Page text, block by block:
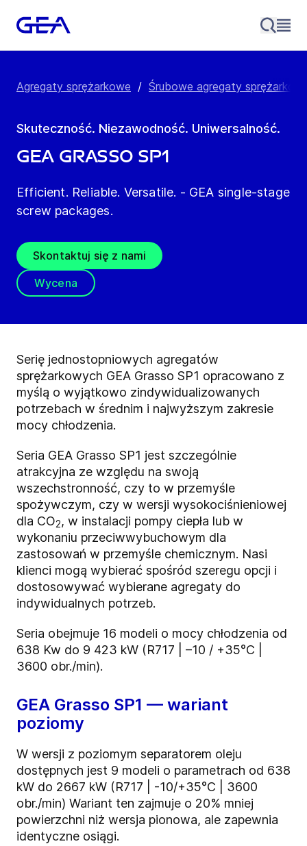
Agregaty sprężarkowe / Śrubowe agregaty
Skuteczność. Niezawodność. Uniwersalność.
GEA Grasso SP1
Efficient. Reliable. Versatile. - GEA single-stage
screw packages.
Skontaktuj się z nami
Wycena
Serię jednostopniowych agregatów
sprężarkowych GEA Grasso SP1 opracowano z
myślą o wyjątkowo zindywidualizowanych
potrzebach w średnim i najwyższym zakresie
mocy chłodzenia.
Seria GEA Grasso SP1 jest szczególnie
atrakcyjna ze względu na swoją
wszechstronność, czy to w przemyśle
spożywczym, czy w wersji wysokociśnieniowej
dla CO2, w instalacji pompy ciepła lub w
wykonaniu przeciwwybuchowym dla
zastosowań w przemyśle chemicznym. Nasi
klienci mogą wybierać spośród szeregu opcji i
dostosowywać wybierane agregaty do
indywidualnych potrzeb.
Seria obejmuje 16 modeli o mocy chłodzenia od
638 Kw do 9 423 kW (R717 | –10 / +35°C |
3600 obr./min).
GEA Grasso SP1 — wariant
poziomy
W wersji z poziomym separatorem oleju
dostępnych jest 9 modeli o parametrach od 638
kW do 2667 kW (R717 | -10/+35°C | 3600
obr./min) Wariant ten zajmuje o 20% mniej
powierzchni niż wersja pionowa, ale zapewnia
identyczne osiągi.